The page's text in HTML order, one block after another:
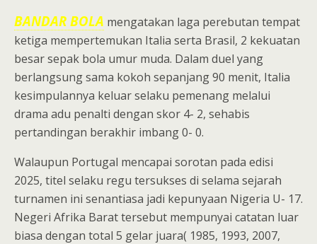
BANDAR BOLA mengatakan laga perebutan tempat
ketiga mempertemukan Italia serta Brasil, 2 kekuatan
besar sepak bola umur muda. Dalam duel yang
berlangsung sama kokoh sepanjang 90 menit, Italia
kesimpulannya keluar selaku pemenang melalui
drama adu penalti dengan skor 4- 2, sehabis
pertandingan berakhir imbang 0- 0.
Walaupun Portugal mencapai sorotan pada edisi
2025, titel selaku regu tersukses di selama sejarah
turnamen ini senantiasa jadi kepunyaan Nigeria U- 17.
Negeri Afrika Barat tersebut mempunyai catatan luar
biasa dengan total 5 gelar juara( 1985, 1993, 2007,